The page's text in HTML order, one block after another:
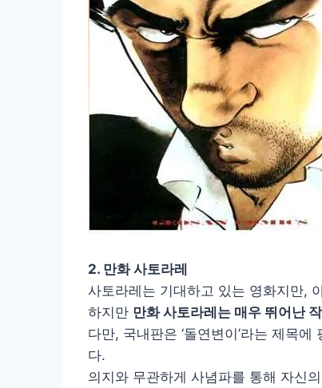
2. 만화 사토라레
사토라레는 기대하고 있는 영화지만,
하지만 만화 사토라레는 매우 뛰어난
다만, 국내판은 ‘돌연변이’라는 제목
다.
의지와 무관하게 사념파를 통해 자신